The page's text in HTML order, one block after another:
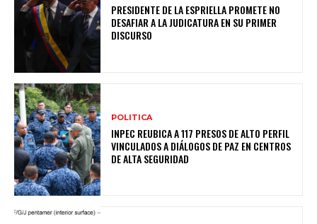
PRESIDENTE DE LA ESPRIELLA PROMETE NO
DESAFIAR A LA JUDICATURA EN SU PRIMER
DISCURSO
POLITICA
INPEC REUBICA A 117 PRESOS DE ALTO PERFIL
VINCULADOS A DIÁLOGOS DE PAZ EN CENTROS
DE ALTA SEGURIDAD